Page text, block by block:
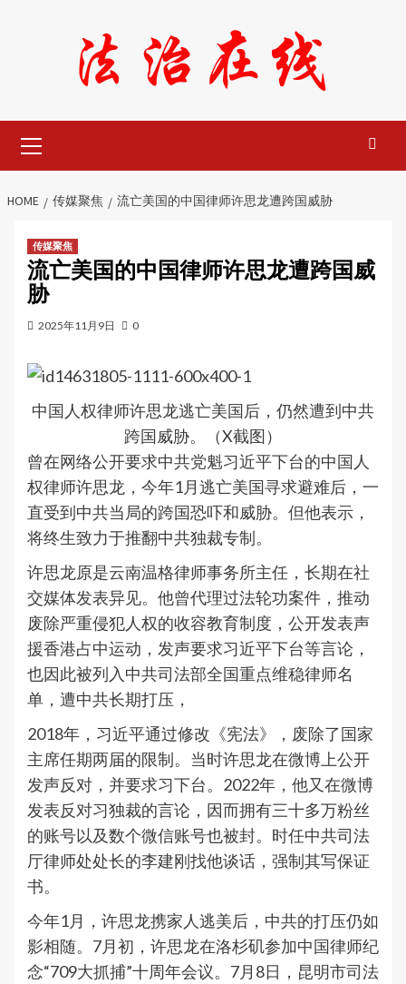
Menu
HOME 传媒聚焦 流亡美国的中国律师许思龙遭跨国威胁
传媒聚焦
流亡美国的中国律师许思龙遭跨国威
胁
2025年11月9日 0
中国人权律师许思龙逃亡美国后，仍然遭到中共
跨国威胁。（X截图）
曾在网络公开要求中共党魁习近平下台的中国人
权律师许思龙，今年1月逃亡美国寻求避难后，一
直受到中共当局的跨国恐吓和威胁。但他表示，
将终生致力于推翻中共独裁专制。
许思龙原是云南温格律师事务所主任，长期在社
交媒体发表异见。他曾代理过法轮功案件，推动
废除严重侵犯人权的收容教育制度，公开发表声
援香港占中运动，发声要求习近平下台等言论，
也因此被列入中共司法部全国重点维稳律师名
单，遭中共长期打压，
2018年，习近平通过修改《宪法》，废除了国家
主席任期两届的限制。当时许思龙在微博上公开
发声反对，并要求习下台。2022年，他又在微博
发表反对习独裁的言论，因而拥有三十多万粉丝
的账号以及数个微信账号也被封。时任中共司法
厅律师处处长的李建刚找他谈话，强制其写保证
书。
今年1月，许思龙携家人逃美后，中共的打压仍如
影相随。7月初，许思龙在洛杉矶参加中国律师纪
念“709大抓捕”十周年会议。7月8日，昆明市司法